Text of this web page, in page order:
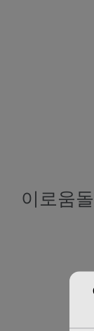
이로움